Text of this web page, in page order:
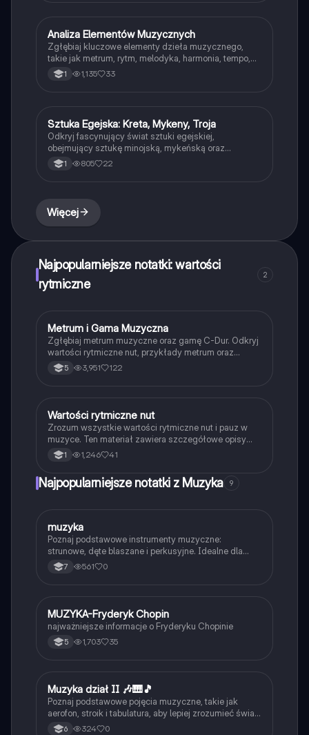
Muzyka
Analiza Elementów Muzycznych
Zgłębiaj kluczowe elementy dzieła muzycznego,
takie jak metrum, rytm, melodyka, harmonia, tempo,
dynamika i artykulacja. Odkryj różnorodność
kolorystyki i charakteru utworów, analizując 'Obrazki z
1 1,135 33
Plastyka
Sztuka Egejska: Kreta, Mykeny, Troja
Odkryj fascynujący świat sztuki egejskiej,
obejmujący sztukę minojską, mykeńską oraz
cykladzką. Zawiera szczegółowe informacje o
pałacu w Knossos, Lwiej Bramie w Mykenach oraz
1 805 22
Więcej
Najpopularniejsze notatki: wartości
rytmiczne
2
Muzyka
Metrum i Gama Muzyczna
Zgłębiaj metrum muzyczne oraz gamę C-Dur. Odkryj
wartości rytmiczne nut, przykłady metrum oraz
kluczowe terminy muzyczne. Idealne dla uczniów
muzyki i pasjonatów dźwięków.
5 3,951 122
Muzyka
Wartości rytmiczne nut
Zrozum wszystkie wartości rytmiczne nut i pauz w
muzyce. Ten materiał zawiera szczegółowe opisy
symboli oraz nazw nut, w tym nuty całe, półnuty,
ćwierćnuty, ósemki i szesnastki. Idealne dla uczniów
1 1,246 41
Najpopularniejsze notatki z Muzyka 9
MMuzyka
muzyka
Poznaj podstawowe instrumenty muzyczne:
strunowe, dęte blaszane i perkusyjne. Idealne dla
młodych miłośników muzyki.
7 561 0
Muzyka
MUZYKA-Fryderyk Chopin
najważniejsze informacje o Fryderyku Chopinie
5 1,703 35
MMuzyka
Muzyka dział II 🎶🎹🎵
Poznaj podstawowe pojęcia muzyczne, takie jak
aerofon, stroik i tabulatura, aby lepiej zrozumieć świat
instrumentów i historii muzyki.
6 324 0